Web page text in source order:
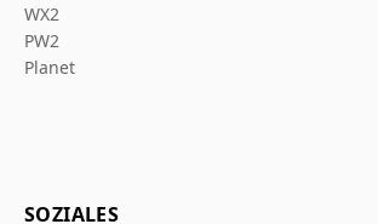
WX2
PW2
Planet
SOZIALES